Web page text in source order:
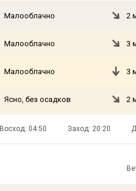
Малооблачно 2
Малооблачно 3
Малооблачно 3
Ясно, без осадков 2
Восход: 04:50 Заход: 20:20